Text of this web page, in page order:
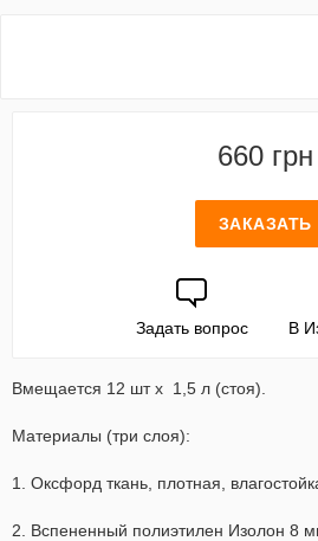
660 грн
ЗАКАЗАТЬ
Задать вопрос В
Вмещается 12 шт х 1,5 л (стоя).
Материалы (три слоя):
1. Оксфорд ткань, плотная,
2. Вспененный полиэтилен Изолон 8